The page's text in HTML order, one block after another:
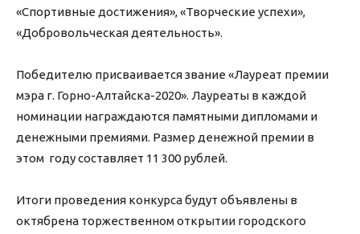
«Спортивные достижения», «Творческие успехи»,
«Добровольческая деятельность».
Победителю присваивается звание «Лауреат премии
мэра г. Горно-Алтайска-2020». Лауреаты в каждой
номинации награждаются памятными дипломами и
денежными премиями. Размер денежной премии в
этом году составляет 11 300 рублей.
Итоги проведения конкурса будут объявлены в
октябрена торжественном открытии городского